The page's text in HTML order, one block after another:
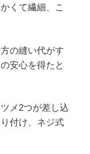
くて繊細、こ
の縫い代がす
安心を得たと
メ2つが差し込
付け、ネジ式